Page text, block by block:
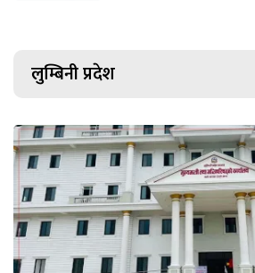
लुम्बिनी प्रदेश